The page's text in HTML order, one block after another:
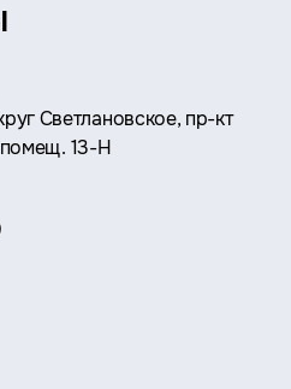
Светлановское, пр-кт
помещ. 13-Н